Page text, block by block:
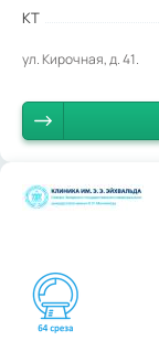
КТ
ул. Кирочная, д. 41.